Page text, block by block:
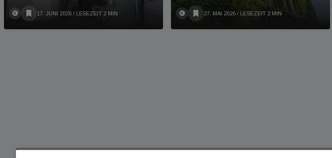
17. JUNI 2026 / LESEZEIT 2 MIN 27. MAI 2026 / LESEZEIT 2 MIN